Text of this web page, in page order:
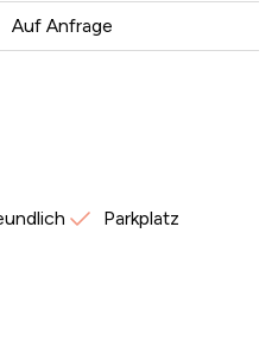
Auf Anfrage
Parkplatz